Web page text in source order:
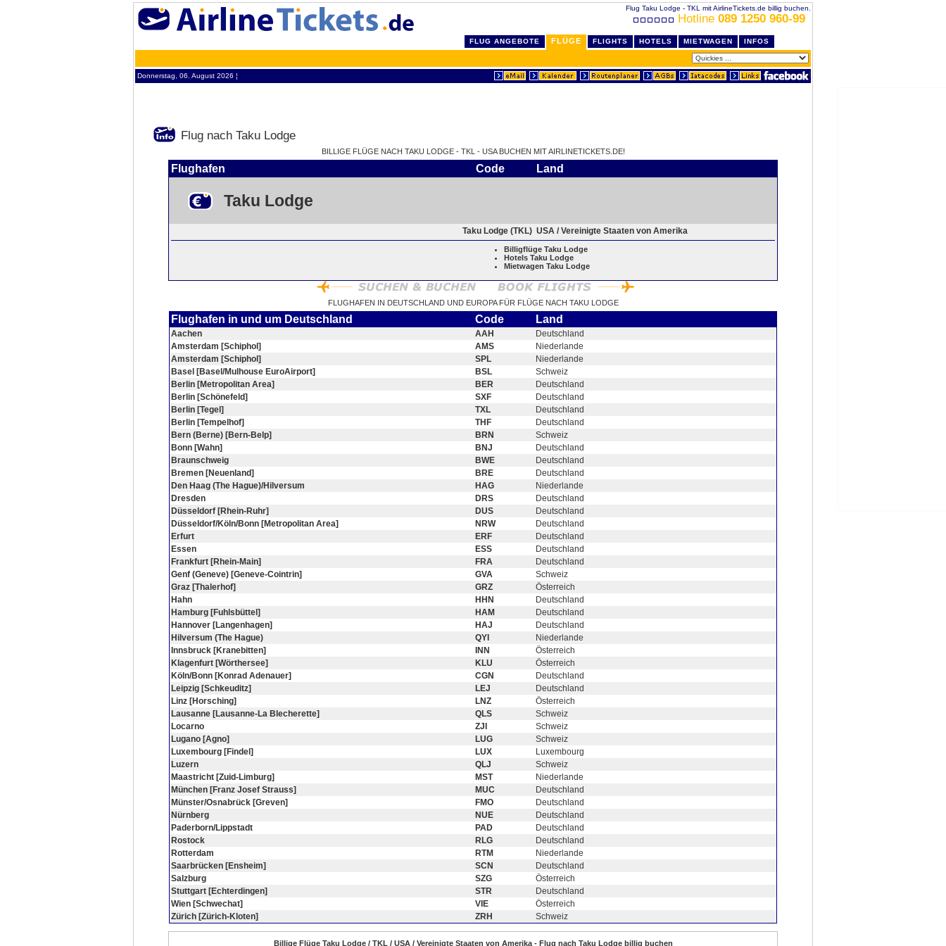
Flug Taku Lodge - TKL mit AirlineTickets.de billig buchen.
Hotline 089 1250 960-99
FLUG ANGEBOTE FLÜGE FLIGHTS HOTELS MIETWAGEN INFOS
Donnerstag, 06. August 2026 ¦
Flug nach Taku Lodge
BILLIGE FLÜGE NACH TAKU LODGE - TKL - USA BUCHEN MIT AIRLINETICKETS.DE!
Flughafen Code Land
Taku Lodge
Taku Lodge (TKL) USA / Vereinigte Staaten von Amerika
Billigflüge Taku Lodge
Hotels Taku Lodge
Mietwagen Taku Lodge
FLUGHAFEN IN DEUTSCHLAND UND EUROPA FÜR FLÜGE NACH TAKU LODGE
Flughafen in und um Deutschland Code Land
Aachen AAH
Deutschland
Amsterdam [Schiphol]
AMS
Niederlande
Amsterdam [Schiphol]
SPL
Niederlande
Basel [Basel/Mulhouse EuroAirport]
BSL
Schweiz
Berlin [Metropolitan Area]
BER
Deutschland
Berlin [Schönefeld]
SXF
Deutschland
Berlin [Tegel]
TXL
Deutschland
Berlin [Tempelhof]
THF
Deutschland
Bern (Berne) [Bern-Belp]
BRN
Schweiz
Bonn [Wahn]
BNJ
Deutschland
Braunschweig
BWE
Deutschland
Bremen [Neuenland]
BRE
Deutschland
Den Haag (The Hague)/Hilversum
HAG
Niederlande
Dresden
DRS
Deutschland
Düsseldorf [Rhein-Ruhr]
DUS
Deutschland
Düsseldorf/Köln/Bonn [Metropolitan Area]
NRW
Deutschland
Erfurt
ERF
Deutschland
Essen
ESS
Deutschland
Frankfurt [Rhein-Main]
FRA
Deutschland
Genf (Geneve) [Geneve-Cointrin]
GVA
Schweiz
Graz [Thalerhof]
GRZ
Österreich
Hahn
HHN
Deutschland
Hamburg [Fuhlsbüttel]
HAM
Deutschland
Hannover [Langenhagen]
HAJ
Deutschland
Hilversum (The Hague)
QYI
Niederlande
Innsbruck [Kranebitten]
INN
Österreich
Klagenfurt [Wörthersee]
KLU
Österreich
Köln/Bonn [Konrad Adenauer]
CGN
Deutschland
Leipzig [Schkeuditz]
LEJ
Deutschland
Linz [Horsching]
LNZ
Österreich
Lausanne [Lausanne-La Blecherette]
QLS
Schweiz
Locarno
ZJI
Schweiz
Lugano [Agno]
LUG
Schweiz
Luxembourg [Findel]
LUX
Luxembourg
Luzern
QLJ
Schweiz
Maastricht [Zuid-Limburg]
MST
Niederlande
München [Franz Josef Strauss]
MUC
Deutschland
Münster/Osnabrück [Greven]
FMO
Deutschland
Nürnberg
NUE
Deutschland
Paderborn/Lippstadt
PAD
Deutschland
Rostock
RLG
Deutschland
Rotterdam
RTM
Niederlande
Saarbrücken [Ensheim]
SCN
Deutschland
Salzburg
SZG
Österreich
Stuttgart [Echterdingen]
STR
Deutschland
Wien [Schwechat]
VIE
Österreich
Zürich [Zürich-Kloten]
ZRH Schweiz
Billige Flüge Taku Lodge / TKL / USA / Vereinigte Staaten von Amerika - Flug nach Taku Lodge billig buchen